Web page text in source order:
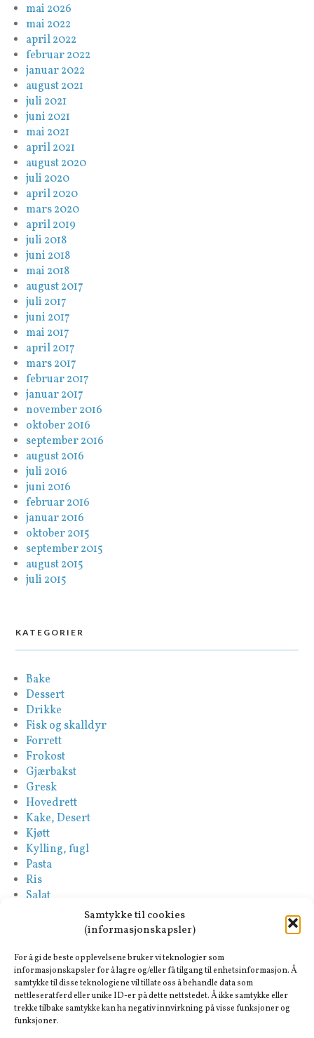
Samtykke til cookies
(informasjonskapsler)
For å gi de beste opplevelsene bruker vi teknologier som
informasjonskapsler for å lagre og/eller få tilgang til enhetsinformasjon. Å
samtykke til disse teknologiene vil tillate oss å behandle data som
nettleseratferd eller unike ID-er på dette nettstedet. Å ikke samtykke eller
trekke tilbake samtykke kan ha negativ innvirkning på visse funksjoner og
funksjoner.
mai 2026
mai 2022
april 2022
februar 2022
januar 2022
august 2021
juli 2021
juni 2021
mai 2021
april 2021
august 2020
juli 2020
april 2020
mars 2020
april 2019
juli 2018
juni 2018
mai 2018
august 2017
juli 2017
juni 2017
mai 2017
april 2017
mars 2017
februar 2017
januar 2017
november 2016
oktober 2016
september 2016
august 2016
juli 2016
juni 2016
februar 2016
januar 2016
oktober 2015
september 2015
august 2015
juli 2015
KATEGORIER
Bake
Dessert
Drikke
Fisk og skalldyr
Forrett
Frokost
Gjærbakst
Gresk
Hovedrett
Kake, Desert
Kjøtt
Kylling, fugl
Pasta
Ris
Salat
Suppe
Tapas-Mezze
Tyrkisk
Vegan
Vegetar